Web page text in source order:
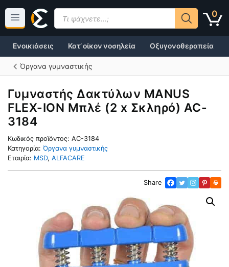
περιεχόμενο
0
Products
search
Κατ’ οίκον νοσηλεία Οξυγονοθεραπεία
Ενοικιάσεις
Όργανα γυμναστικής
Γυμναστής Δακτύλων MANUS
FLEX-ION Μπλέ (2 x Σκληρό) AC-
3184
Κωδικός προϊόντος: AC-3184
Κατηγορία: Όργανα γυμναστικής
Εταιρία: MSD, ALFACARE
Share